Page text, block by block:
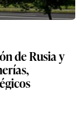
de Rusia y